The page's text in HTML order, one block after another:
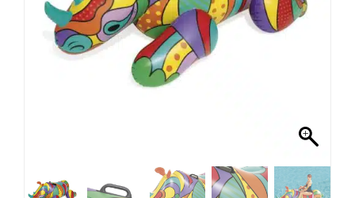
MOBILIÁRIO INSUFLÁVEL
CAMPISMO
ACESSÓRIOS PARA PISCINAS